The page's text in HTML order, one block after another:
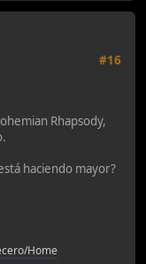
#16
Rhapsody,
haciendo mayor?
Home